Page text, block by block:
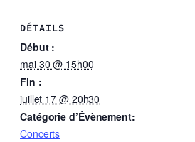
DÉTAILS
Début :
mai 30 @ 15h00
Fin :
juillet 17 @ 20h30
Catégorie d’Évènement:
Concerts